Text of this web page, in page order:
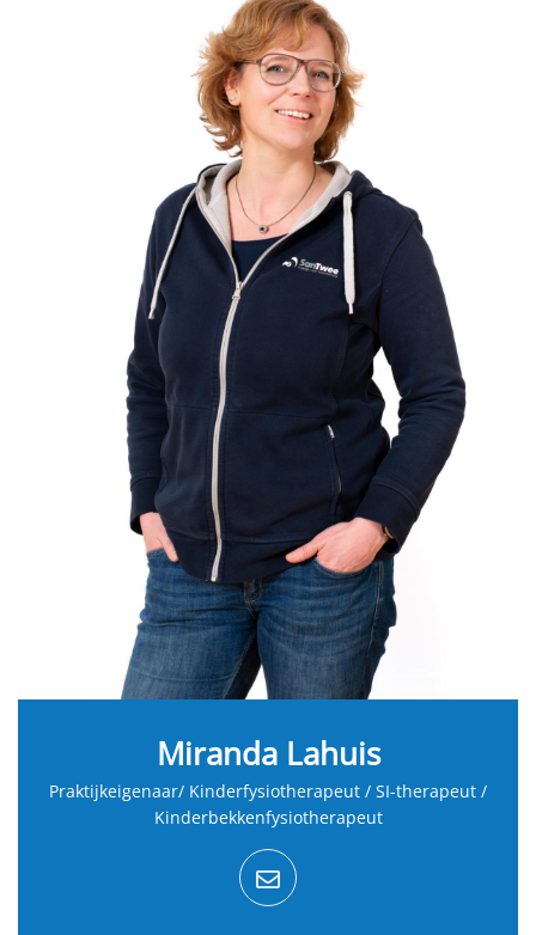
Miranda Lahuis
Praktijkeigenaar/ Kinderfysiotherapeut / SI-therapeut /
Kinderbekkenfysiotherapeut